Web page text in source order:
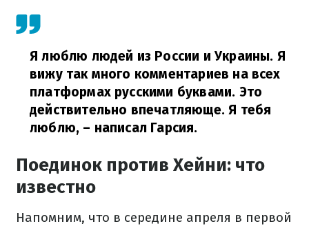
Я люблю людей из России и Украины. Я
вижу так много комментариев на всех
платформах русскими буквами. Это
действительно впечатляюще. Я тебя
люблю, – написал Гарсия.
Поединок против Хейни: что
известно
Напомним, что в середине апреля в первой